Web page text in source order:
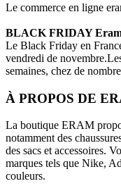
Le commerce en ligne
BLACK FRIDAY
Le Black Friday en
vendredi de
semaines, chez de
À PROPOS DE
La boutique ERAM
notamment des
des sacs et accessoires.
marques tels que Nike,
couleurs.